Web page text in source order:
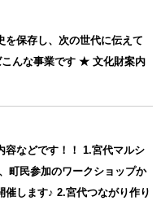
を保存し、次の世代に伝えて
んな事業です ★ 文化財案内
容などです！！ 1.宮代マルシ
町民参加のワークショップか
催します♪ 2.宮代つながり作り